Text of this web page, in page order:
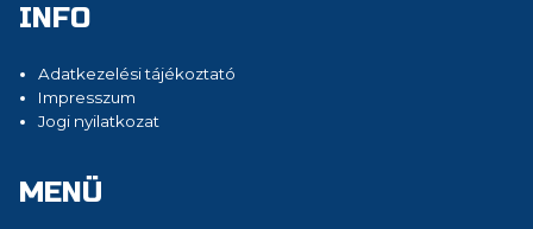
INFO
Adatkezelési tájékoztató
Impresszum
Jogi nyilatkozat
MENÜ